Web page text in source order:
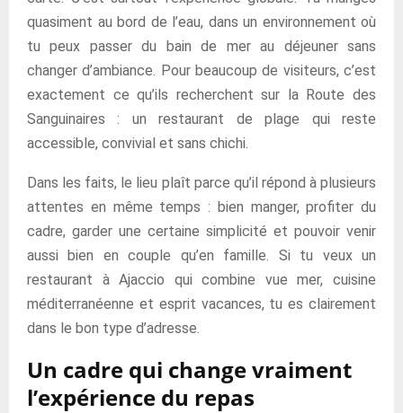
quasiment au bord de l’eau, dans un environnement où
tu peux passer du bain de mer au déjeuner sans
changer d’ambiance. Pour beaucoup de visiteurs, c’est
exactement ce qu’ils recherchent sur la Route des
Sanguinaires : un restaurant de plage qui reste
accessible, convivial et sans chichi.
Dans les faits, le lieu plaît parce qu’il répond à plusieurs
attentes en même temps : bien manger, profiter du
cadre, garder une certaine simplicité et pouvoir venir
aussi bien en couple qu’en famille. Si tu veux un
restaurant à Ajaccio qui combine vue mer, cuisine
méditerranéenne et esprit vacances, tu es clairement
dans le bon type d’adresse.
Un cadre qui change vraiment
l’expérience du repas